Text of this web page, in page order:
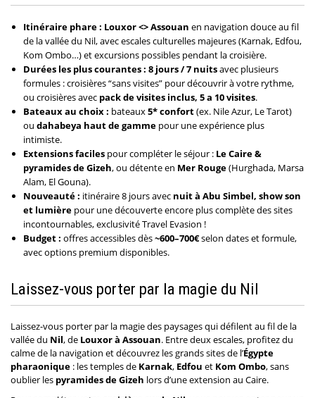
Itinéraire phare : Louxor <> Assouan en navigation douce au fil
de la vallée du Nil, avec escales culturelles majeures (Karnak, Edfou,
Kom Ombo…) et excursions possibles pendant la croisière.
Durées les plus courantes : 8 jours / 7 nuitsavec plusieurs
formules : croisières “sans visites” pour découvrir à votre rythme,
ou croisières avec pack de visites inclus, 5 a 10 visites.
Bateaux au choix : bateaux5* confort(ex. Nile Azur, Le Tarot)
ou dahabeya haut de gammepour une expérience plus
intimiste.
Extensions facilespour compléter le séjour : Le Caire &
pyramides de Gizeh, ou détente en Mer Rouge(Hurghada, Marsa
Alam, El Gouna).
Nouveauté : itinéraire 8 jours avec nuit à Abu Simbel, show son
et lumièrepour une découverte encore plus complète des sites
incontournables, exclusivité Travel Evasion !
Budget : offres accessibles dès~600–700€selon dates et formule,
avec options premium disponibles.
Laissez-vous porter par la magie du Nil
Laissez-vous porter par la magie des paysages qui défilent au fil de la
vallée du Nil, de Louxor à Assouan. Entre deux escales, profitez du
calme de la navigation et découvrez les grands sites de l’Égypte
pharaonique : les temples de Karnak, Edfou et Kom Ombo, sans
oublier les pyramides de Gizeh lors d’une extension au Caire.